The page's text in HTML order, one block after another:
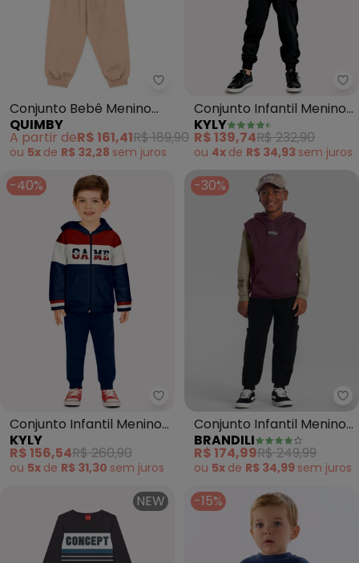
Quimby - Conjunto Bebê
Conjunto Bebê Menino
Golden Puppy Azul
QUIMBY
A partir deR$ 161,41R$ 189,90
ou 5x de R$ 32,28 sem juros
Conjunto Infantil Menino
em Algodão (Preto)
KYLY
R$ 139,74R$ 232,90
ou 4x de R$ 34,93 sem juros
-40%
Kyly - Conjunto Infantil Menino
Conjunto Infantil Menino
Game (Marinho)
KYLY
R$ 156,54R$ 260,90
ou 5x de R$ 31,30 sem juros
-30%
Conjunto Infantil Menino
em Moletinho (Marrom)
BRANDILI
R$ 174,99R$ 249,99
ou 5x de R$ 34,99 sem juros
NEW -15%